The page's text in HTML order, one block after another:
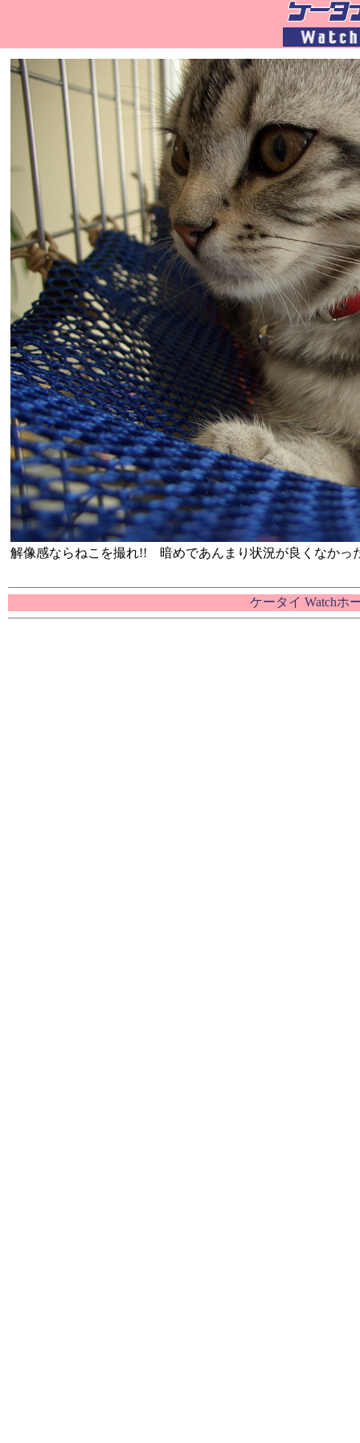
解像感ならねこを撮れ!! 暗めであんまり状況が良くなかっ
ケータイ Watchホ